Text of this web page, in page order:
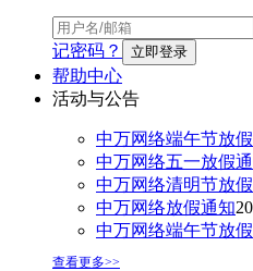
记密码？
帮助中心
活动与公告
中万网络端午节放
中万网络五一放假
中万网络清明节放
中万网络放假通知
中万网络端午节放
查看更多>>